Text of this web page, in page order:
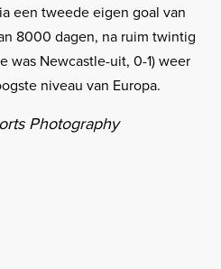
een tweede eigen goal van
8000 dagen, na ruim twintig
was Newcastle-uit, 0-1) weer
niveau van Europa.
Photography